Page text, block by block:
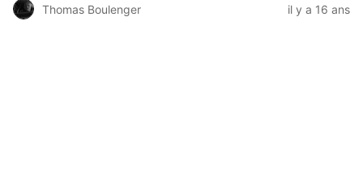
Thomas Boulenger il y a 16 ans